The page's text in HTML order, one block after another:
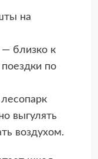
на
близко к
по
выгулять
воздухом.